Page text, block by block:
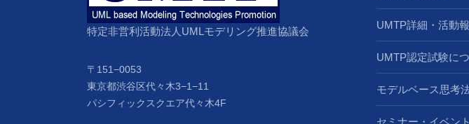
ョ
ン
特定非営利活動法人UMLモデリング推進協議会
〒151−0053
東京都渋谷区代々木3−1−11
パシフィックスクエア代々木4F
UMTP詳細・活動
UMTP認定試験に
モデルベース思考
セミナー・イベン